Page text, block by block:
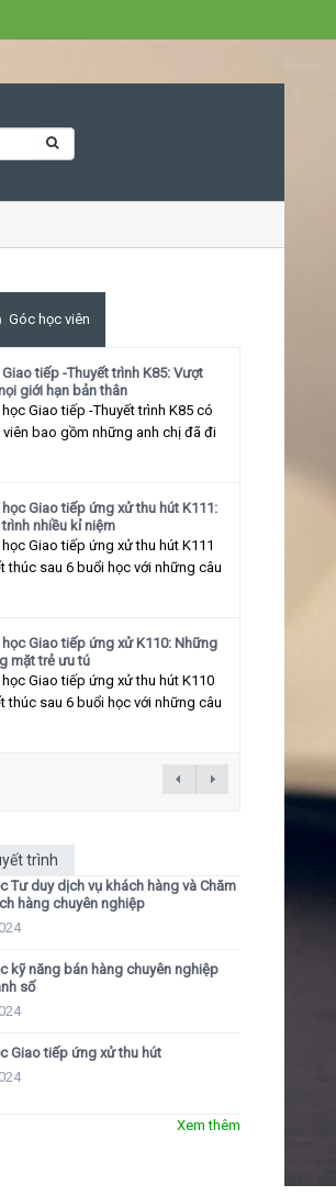
Góc học viên
tiếp -Thuyết trình K85: Vượt
giới hạn bản thân
Giao tiếp -Thuyết trình K85 có
viên bao gồm những anh chị đã đi
học Giao tiếp ứng xử thu hút K111:
trình nhiều kỉ niệm
Giao tiếp ứng xử thu hút K111
thúc sau 6 buổi học với những câu
học Giao tiếp ứng xử K110: Những
mặt trẻ ưu tú
Giao tiếp ứng xử thu hút K110
thúc sau 6 buổi học với những câu
trình
Tư duy dịch vụ khách hàng và Chăm
hàng chuyên nghiệp
kỹ năng bán hàng chuyên nghiệp
số
Giao tiếp ứng xử thu hút
Xem thêm